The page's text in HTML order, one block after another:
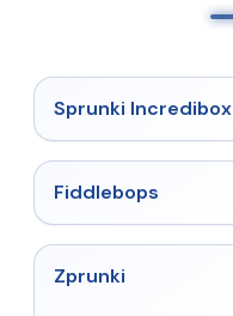
★ 4.8
Sprunki Incredibox
Fiddlebops
Zprunki